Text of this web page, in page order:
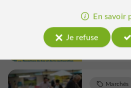
forro
22/08/
Marchés
En savoir
Je refuse